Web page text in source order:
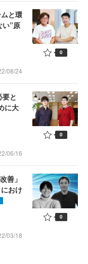
と環
い”原
08/24
0
と
に大
06/16
0
善」
おけ
03/18
0